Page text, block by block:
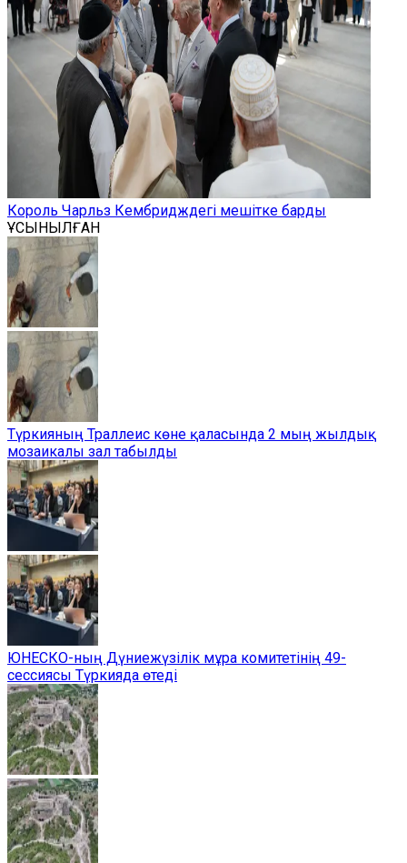
Король Чарльз Кембридждегі мешітке барды
ҰСЫНЫЛҒАН
Түркияның Траллеис көне қаласында 2 мың жылдық
мозаикалы зал табылды
ЮНЕСКО-ның Дүниежүзілік мұра комитетінің 49-
сессиясы Түркияда өтеді